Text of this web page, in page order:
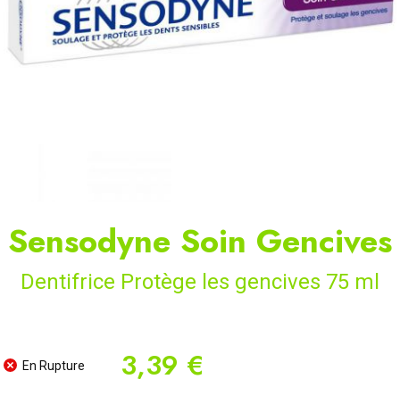
Sensodyne Soin Gencives
Dentifrice Protège les gencives 75 ml
En Rupture 3,39 €